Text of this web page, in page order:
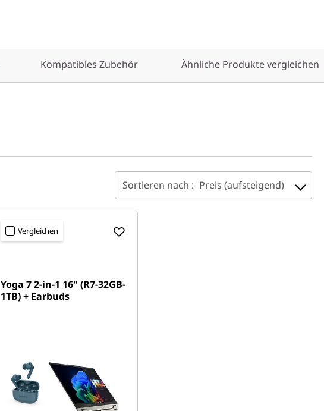
Kompatibles Zubehör Ähnliche Produkte vergleichen
Sortieren nach : Preis (aufsteigend)
Vergleichen
Yoga 7 2-in-1 16" (R7-32GB-
1TB) + Earbuds